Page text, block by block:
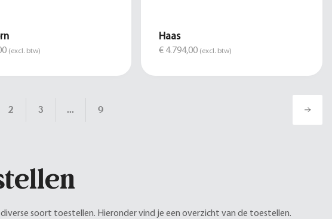
(excl. btw)
Haas
€ 4.794,00 (excl. btw)
2 3 ... 9
soort toestellen. Hieronder vind je een overzicht van de toestellen.